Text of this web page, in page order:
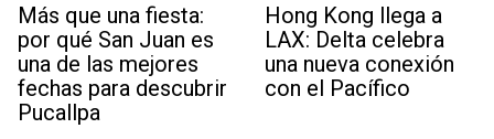
Más que una fiesta:
por qué San Juan es
una de las mejores
fechas para descubrir
Pucallpa
Hong Kong llega a
LAX: Delta celebra
una nueva conexión
con el Pacífico